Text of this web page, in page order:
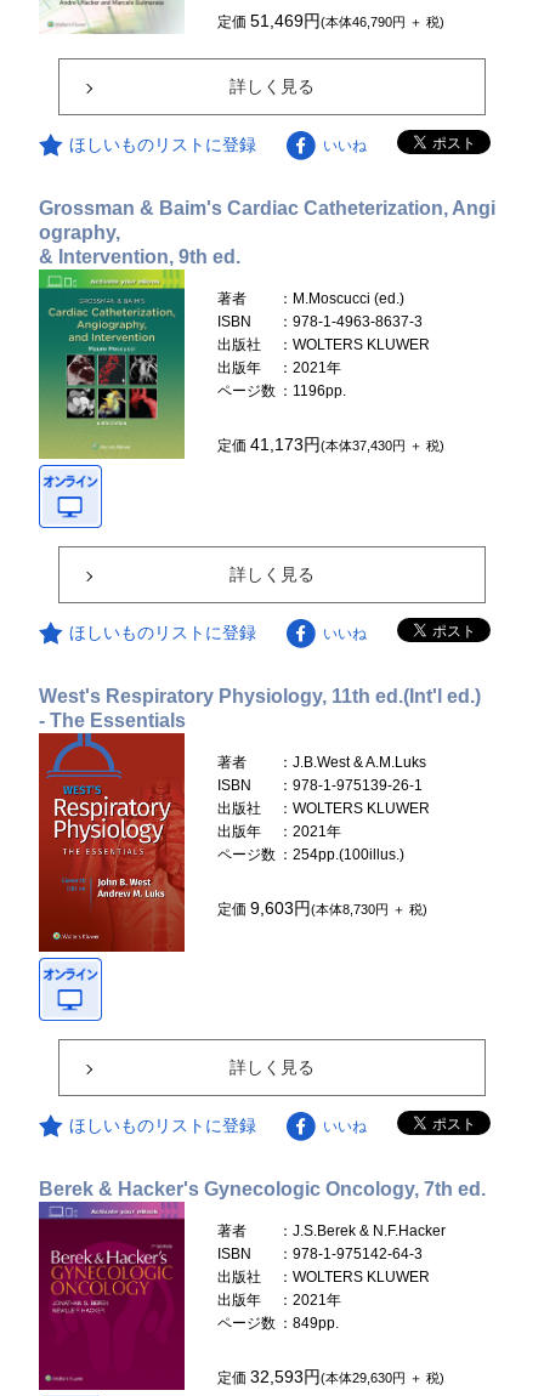
定価51,469円(本体46,790円 ＋ 税)
詳しく見る
ほしいものリストに登録 いいね
Grossman & Baim's Cardiac Catheterization, Angi
ography,
& Intervention, 9th ed.
著者
：M.Moscucci (ed.)
ISBN
：978-1-4963-8637-3
出版社
：WOLTERS KLUWER
出版年
：2021年
ページ数 ：1196pp.
定価41,173円(本体37,430円 ＋ 税)
詳しく見る
ほしいものリストに登録 いいね
West's Respiratory Physiology, 11th ed.(Int'l ed.)
- The Essentials
著者
：J.B.West & A.M.Luks
ISBN
：978-1-975139-26-1
出版社
：WOLTERS KLUWER
出版年
：2021年
ページ数 ：254pp.(100illus.)
定価9,603円(本体8,730円 ＋ 税)
詳しく見る
ほしいものリストに登録 いいね
Berek & Hacker's Gynecologic Oncology, 7th ed.
著者
：J.S.Berek & N.F.Hacker
ISBN
：978-1-975142-64-3
出版社
：WOLTERS KLUWER
出版年
：2021年
ページ数 ：849pp.
定価32,593円(本体29,630円 ＋ 税)